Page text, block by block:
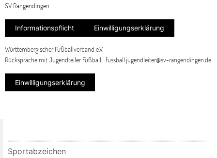
SV Rangendingen
Informationspflicht Einwilligungserklärung
Württembergischer Fußballverband e.V.
Rücksprache mit Jugendteiler Fußball: fussball.jugendleiter@sv-rangendingen.de
Einwilligungserklärung
Sportabzeichen